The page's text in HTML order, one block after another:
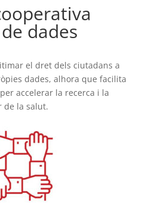
dades
el dret dels ciutadans a
dades, alhora que facilita
accelerar la recerca i la
de la salut.